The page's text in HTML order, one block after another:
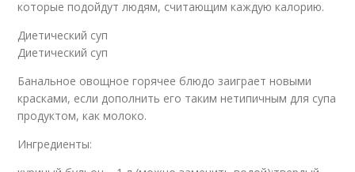
которые подойдут людям, считающим каждую калорию.
Диетический суп
Диетический суп
Банальное овощное горячее блюдо заиграет новыми
красками, если дополнить его таким нетипичным для супа
продуктом, как молоко.
Ингредиенты: